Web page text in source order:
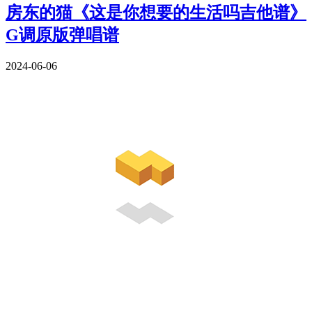
房东的猫《这是你想要的生活吗吉他谱》
G调原版弹唱谱
2024-06-06